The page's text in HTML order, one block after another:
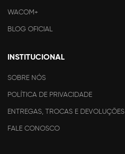
WACOM+
BLOG OFICIAL
INSTITUCIONAL
SOBRE NÓS
POLÍTICA DE PRIVACIDADE
ENTREGAS, TROCAS E DEVOLUÇÕES
FALE CONOSCO